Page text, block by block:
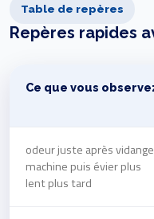
Table de repères
Repères rapides
Ce que vous
odeur juste après vidange
machine puis évier plus
lent plus tard